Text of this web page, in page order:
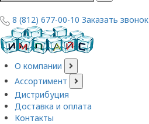
8 (812) 677-00-10 Заказать звонок
О компании
Ассортимент
Дистрибуция
Доставка и оплата
Контакты